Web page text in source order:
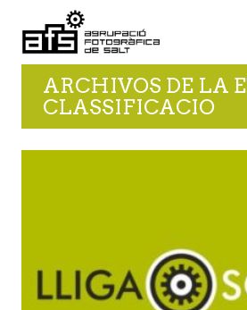
ARCHIVOS DE LA
CLASSIFICACIO